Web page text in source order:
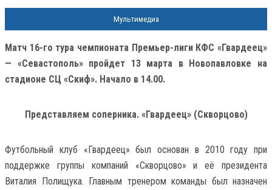
Мультимедиа
Матч 16-го тура чемпионата Премьер-лиги КФС «Гвардеец»
— «Севастополь» пройдет 13 марта в Новопавловке на
стадионе СЦ «Скиф». Начало в 14.00.
Представляем соперника. «Гвардеец» (Скворцово)
Футбольный клуб «Гвардеец» был основан в 2010 году при
поддержке группы компаний «Скворцово» и её президента
Виталия Полищука. Главным тренером команды был назначен